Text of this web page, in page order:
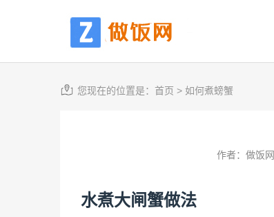
您现在的位置是： 首页 > 如何煮螃蟹
作者：做饭网
水煮大闸蟹做法